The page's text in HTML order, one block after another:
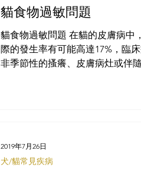
貓食物過敏問題
貓食物過敏問題 在貓的皮膚病中
際的發生率有可能高達17%，臨
非季節性的搔癢、皮膚病灶或伴
犬/貓常見疾病
2019年7月26日